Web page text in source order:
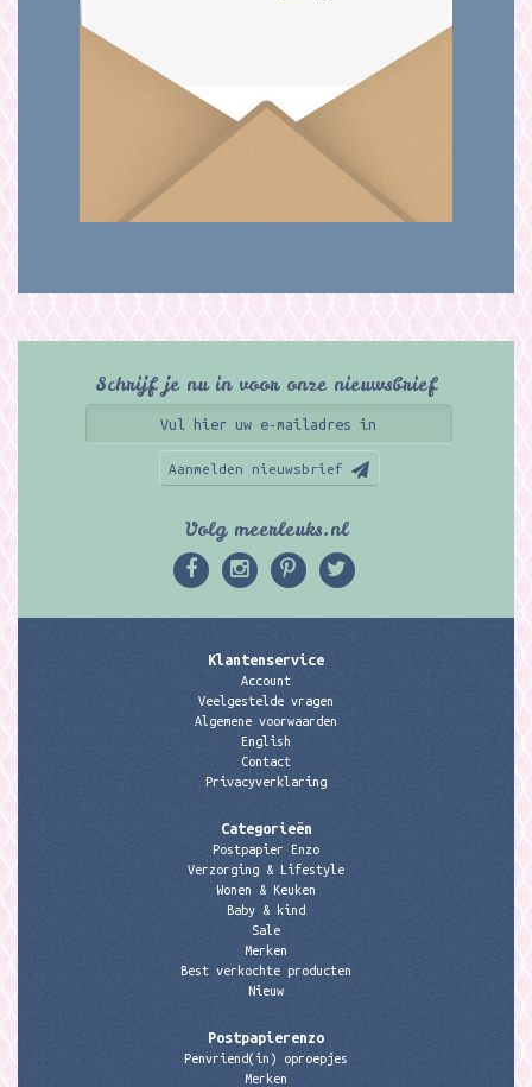
Schrijf je nu in voor onze nieuwsbrief
Aanmelden nieuwsbrief
Volg meerleuks.nl
Klantenservice
Account
Veelgestelde vragen
Algemene voorwaarden
English
Contact
Privacyverklaring
Categorieën
Postpapier Enzo
Verzorging & Lifestyle
Wonen & Keuken
Baby & kind
Sale
Merken
Best verkochte producten
Nieuw
Postpapierenzo
Penvriend(in) oproepjes
Merken